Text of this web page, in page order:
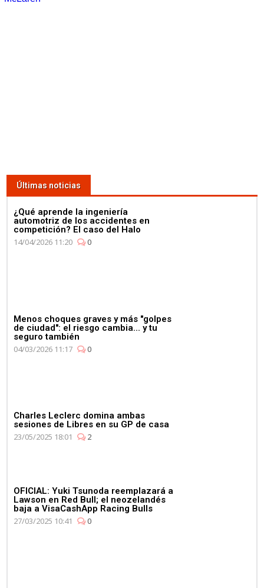
Últimas noticias
¿Qué aprende la ingeniería
automotriz de los accidentes en
competición? El caso del Halo
14/04/2026 11:20
0
Menos choques graves y más "golpes
de ciudad": el riesgo cambia... y tu
seguro también
04/03/2026 11:17
0
Charles Leclerc domina ambas
sesiones de Libres en su GP de casa
23/05/2025 18:01
2
OFICIAL: Yuki Tsunoda reemplazará a
Lawson en Red Bull; el neozelandés
baja a VisaCashApp Racing Bulls
27/03/2025 10:41
0